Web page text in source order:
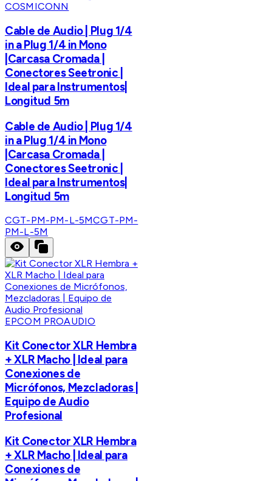
COSMICONN
Cable de Audio | Plug 1/4
in a Plug 1/4 in Mono
|Carcasa Cromada |
Conectores Seetronic |
Ideal para Instrumentos|
Longitud 5m
Cable de Audio | Plug 1/4
in a Plug 1/4 in Mono
|Carcasa Cromada |
Conectores Seetronic |
Ideal para Instrumentos|
Longitud 5m
CGT-PM-PM-L-5MCGT-PM-
PM-L-5M
EPCOM PROAUDIO
Kit Conector XLR Hembra
+ XLR Macho | Ideal para
Conexiones de
Micrófonos, Mezcladoras |
Equipo de Audio
Profesional
Kit Conector XLR Hembra
+ XLR Macho | Ideal para
Conexiones de